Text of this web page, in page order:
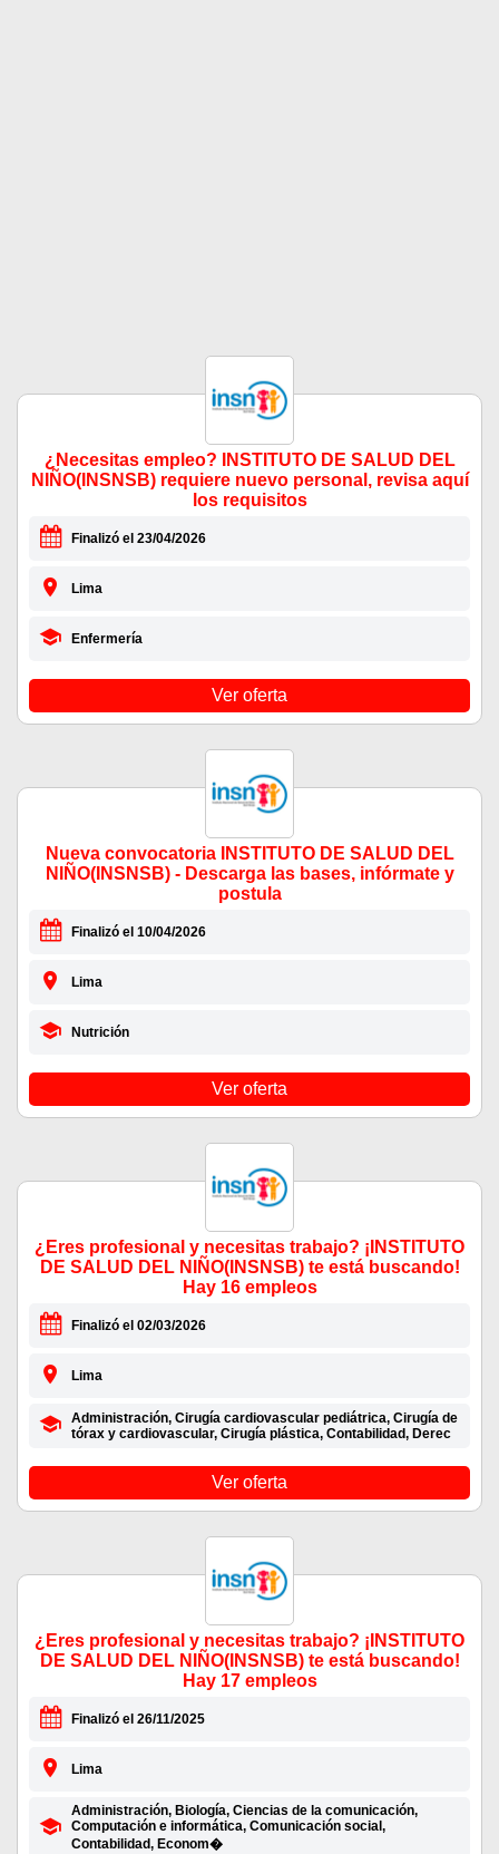
¿Necesitas empleo? INSTITUTO DE SALUD DEL
NIÑO(INSNSB) requiere nuevo personal, revisa aquí
los requisitos
Finalizó el 23/04/2026
Lima
Enfermería
Ver oferta
Nueva convocatoria INSTITUTO DE SALUD DEL
NIÑO(INSNSB) - Descarga las bases, infórmate y
postula
Finalizó el 10/04/2026
Lima
Nutrición
Ver oferta
¿Eres profesional y necesitas trabajo? ¡INSTITUTO
DE SALUD DEL NIÑO(INSNSB) te está buscando!
Hay 16 empleos
Finalizó el 02/03/2026
Lima
Administración, Cirugía cardiovascular pediátrica, Cirugía de
tórax y cardiovascular, Cirugía plástica, Contabilidad, Derec
Ver oferta
¿Eres profesional y necesitas trabajo? ¡INSTITUTO
DE SALUD DEL NIÑO(INSNSB) te está buscando!
Hay 17 empleos
Finalizó el 26/11/2025
Lima
Administración, Biología, Ciencias de la comunicación,
Computación e informática, Comunicación social,
Contabilidad, Econom�